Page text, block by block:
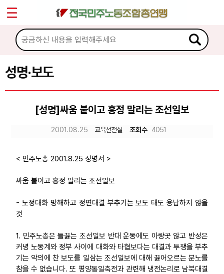
성명·보도
[성명]싸움 붙이고 흥정 말리는 조선일보
2001.08.25 교육선전실 조회수 4051
< 민주노총 2001.8.25 성명서 >
싸움 붙이고 흥정 말리는 조선일보
- 노정대화 방해하고 정면대결 부추기는 보도 태도 용납하지 않을
것
1. 민주노총은 들끓는 조선일보 반대 운동에도 아랑곳 않고 반성은
커녕 노동계와 정부 사이에 대화와 타협보다는 대결과 투쟁을 부추
기는 악의에 찬 보도를 일삼는 조선일보에 대해 끓어오르는 분노를
참을 수 없습니다. 또 평양통일축전과 관련해 냉전논리로 남북대결
마이페이지
소개
소식
공지사항
성명·보도
노동상담
부설기관
업무
Sketchbook5, 스케치북5
Sketchbook5, 스케치북5